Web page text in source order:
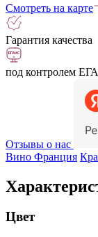
Смотреть на карте
Гарантия качества
под контролем
Отзывы о нас
Вино Франция
Цвет